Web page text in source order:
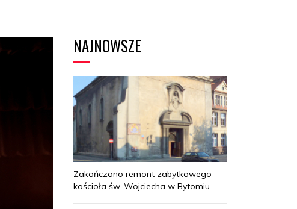
NAJNOWSZE
Zakończono remont zabytkowego
kościoła św. Wojciecha w Bytomiu